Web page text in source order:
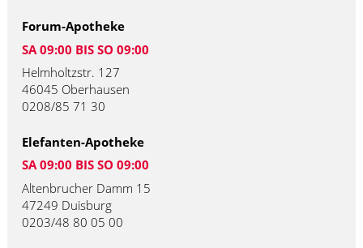
Forum-Apotheke
SA 09:00 BIS SO 09:00
Helmholtzstr. 127
46045 Oberhausen
0208/85 71 30
Elefanten-Apotheke
SA 09:00 BIS SO 09:00
Altenbrucher Damm 15
47249 Duisburg
0203/48 80 05 00